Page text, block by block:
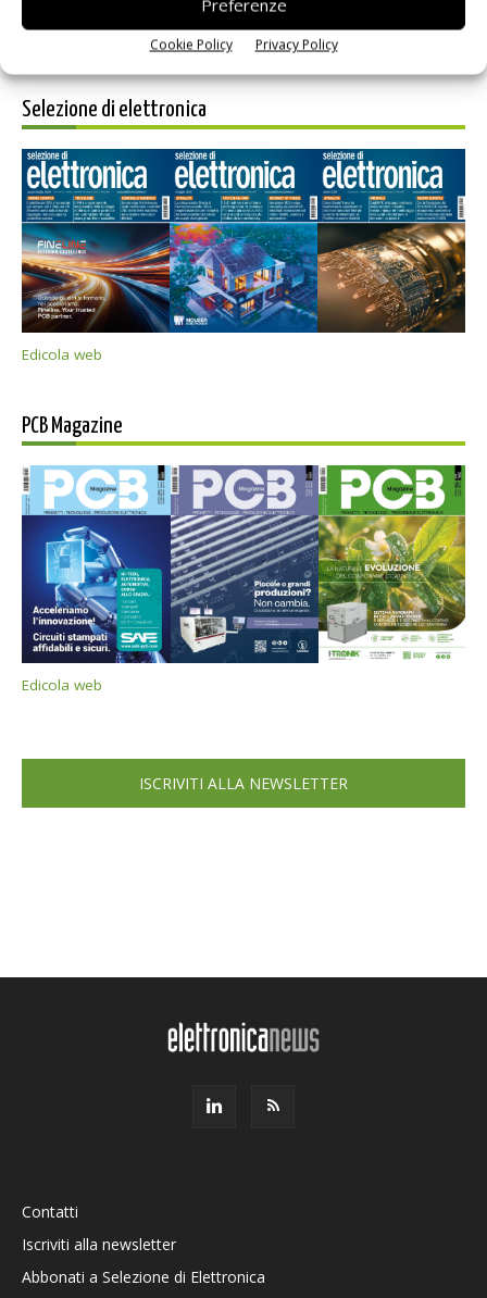
Preferenze
Cookie Policy Privacy Policy
Selezione di elettronica
Edicola web
PCB Magazine
Edicola web
ISCRIVITI ALLA NEWSLETTER
Contatti
Iscriviti alla newsletter
Abbonati a Selezione di Elettronica